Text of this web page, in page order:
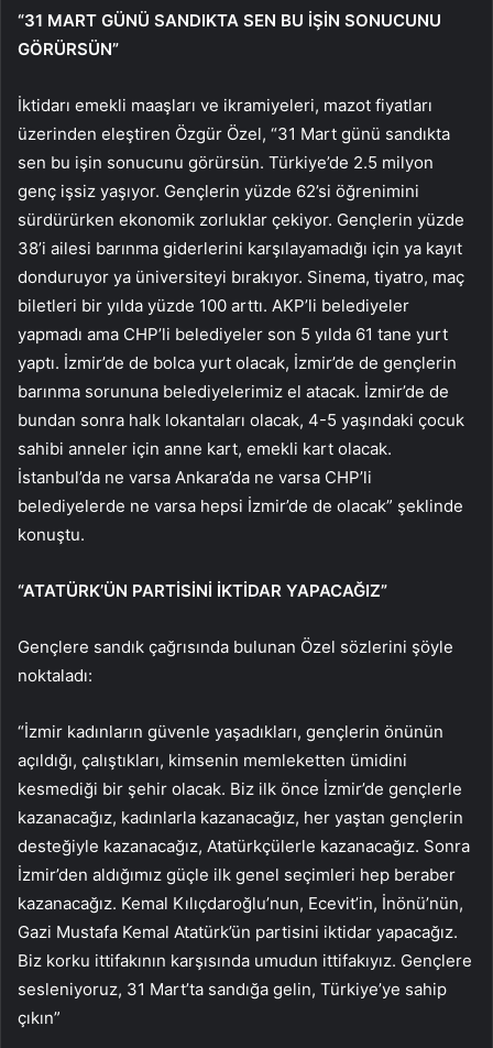
“31 MART GÜNÜ SANDIKTA SEN BU İŞİN SONUCUNU
GÖRÜRSÜN”
İktidarı emekli maaşları ve ikramiyeleri, mazot fiyatları
üzerinden eleştiren Özgür Özel, “31 Mart günü sandıkta
sen bu işin sonucunu görürsün. Türkiye’de 2.5 milyon
genç işsiz yaşıyor. Gençlerin yüzde 62’si öğrenimini
sürdürürken ekonomik zorluklar çekiyor. Gençlerin yüzde
38’i ailesi barınma giderlerini karşılayamadığı için ya kayıt
donduruyor ya üniversiteyi bırakıyor. Sinema, tiyatro, maç
biletleri bir yılda yüzde 100 arttı. AKP’li belediyeler
yapmadı ama CHP’li belediyeler son 5 yılda 61 tane yurt
yaptı. İzmir’de de bolca yurt olacak, İzmir’de de gençlerin
barınma sorununa belediyelerimiz el atacak. İzmir’de de
bundan sonra halk lokantaları olacak, 4-5 yaşındaki çocuk
sahibi anneler için anne kart, emekli kart olacak.
İstanbul’da ne varsa Ankara’da ne varsa CHP’li
belediyelerde ne varsa hepsi İzmir’de de olacak” şeklinde
konuştu.
“ATATÜRK’ÜN PARTİSİNİ İKTİDAR YAPACAĞIZ”
Gençlere sandık çağrısında bulunan Özel sözlerini şöyle
noktaladı:
“İzmir kadınların güvenle yaşadıkları, gençlerin önünün
açıldığı, çalıştıkları, kimsenin memleketten ümidini
kesmediği bir şehir olacak. Biz ilk önce İzmir’de gençlerle
kazanacağız, kadınlarla kazanacağız, her yaştan gençlerin
desteğiyle kazanacağız, Atatürkçülerle kazanacağız. Sonra
İzmir’den aldığımız güçle ilk genel seçimleri hep beraber
kazanacağız. Kemal Kılıçdaroğlu’nun, Ecevit’in, İnönü’nün,
Gazi Mustafa Kemal Atatürk’ün partisini iktidar yapacağız.
Biz korku ittifakının karşısında umudun ittifakıyız. Gençlere
sesleniyoruz, 31 Mart’ta sandığa gelin, Türkiye’ye sahip
çıkın”